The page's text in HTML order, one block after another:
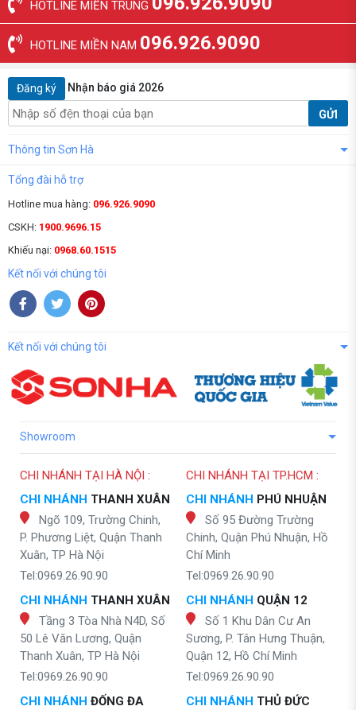
HOTLINE MIỀN TRUNG
HOTLINE MIỀN NAM 096.926.9090
Đăng ký Nhận báo giá 2026
GỬI
Thông tin Sơn Hà
Tổng đài hỗ trợ
Hotline mua hàng: 096.926.9090
CSKH: 1900.9696.15
Khiếu nại: 0968.60.1515
Kết nối với chúng tôi
Kết nối với chúng tôi
Showroom
CHI NHÁNH TẠI HÀ NỘI :
CHI NHÁNH THANH XUÂN
Ngõ 109, Trường Chinh,
P. Phương Liệt, Quận Thanh
Xuân, TP Hà Nội
Tel:0969.26.90.90
CHI NHÁNH THANH XUÂN
Tầng 3 Tòa Nhà N4D, Số
50 Lê Văn Lương, Quận
Thanh Xuân, TP Hà Nội
Tel:0969.26.90.90
CHI NHÁNH ĐỐNG ĐA
CHI NHÁNH TẠI TP.HCM :
CHI NHÁNH PHÚ NHUẬN
Số 95 Đường Trường
Chinh, Quận Phú Nhuận, Hồ
Chí Minh
Tel:0969.26.90.90
CHI NHÁNH QUẬN 12
Số 1 Khu Dân Cư An
Sương, P. Tân Hưng Thuận,
Quận 12, Hồ Chí Minh
Tel:0969.26.90.90
CHI NHÁNH THỦ ĐỨC